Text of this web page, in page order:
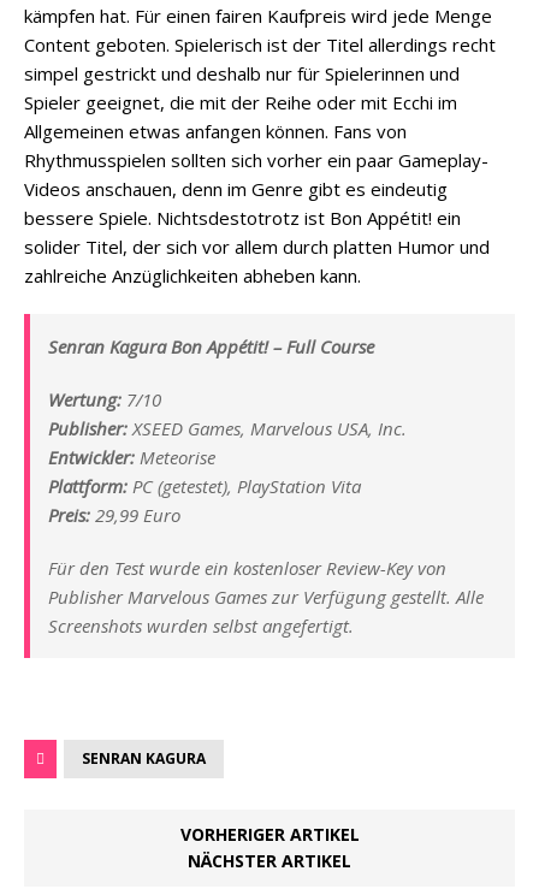
kämpfen hat. Für einen fairen Kaufpreis wird jede Menge
Content geboten. Spielerisch ist der Titel allerdings recht
simpel gestrickt und deshalb nur für Spielerinnen und
Spieler geeignet, die mit der Reihe oder mit Ecchi im
Allgemeinen etwas anfangen können. Fans von
Rhythmusspielen sollten sich vorher ein paar Gameplay-
Videos anschauen, denn im Genre gibt es eindeutig
bessere Spiele. Nichtsdestotrotz ist Bon Appétit! ein
solider Titel, der sich vor allem durch platten Humor und
zahlreiche Anzüglichkeiten abheben kann.
Senran Kagura Bon Appétit! – Full Course
Wertung: 7/10
Publisher:XSEED Games, Marvelous USA, Inc.
Entwickler: Meteorise
Plattform: PC (getestet), PlayStation Vita
Preis: 29,99 Euro
Für den Test wurde ein kostenloser Review-Key von
Publisher Marvelous Games zur Verfügung gestellt. Alle
Screenshots wurden selbst angefertigt.
SENRAN KAGURA
VORHERIGER ARTIKEL
NÄCHSTER ARTIKEL